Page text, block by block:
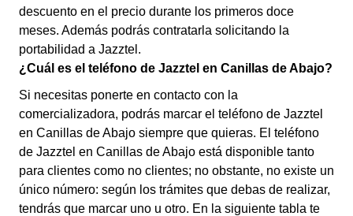
descuento en el precio durante los primeros doce
meses. Además podrás contratarla solicitando la
portabilidad a Jazztel.
¿Cuál es el teléfono de Jazztel en Canillas de Abajo?
Si necesitas ponerte en contacto con la
comercializadora, podrás marcar el teléfono de Jazztel
en Canillas de Abajo siempre que quieras. El teléfono
de Jazztel en Canillas de Abajo está disponible tanto
para clientes como no clientes; no obstante, no existe un
único número: según los trámites que debas de realizar,
tendrás que marcar uno u otro. En la siguiente tabla te